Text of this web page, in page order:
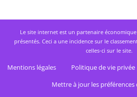
Le site internet est un partenaire
présentés. Ceci a une incidence sur le
celles-ci sur le site.
Mentions légales Politique de vie privée
Mettre à jour les préférences